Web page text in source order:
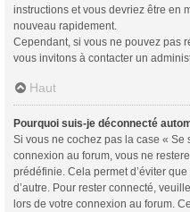
instructions et vous devriez être en
nouveau rapidement.
Cependant, si vous ne pouvez pas
vous invitons à contacter un
Haut
Pourquoi suis-je déconnecté
Si vous ne cochez pas la case « Se
connexion au forum, vous ne
prédéfinie. Cela permet d’éviter
d’autre. Pour rester connecté,
lors de votre connexion au forum.